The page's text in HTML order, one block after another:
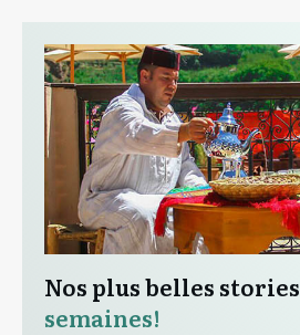
Nos plus belles stories
semaines!